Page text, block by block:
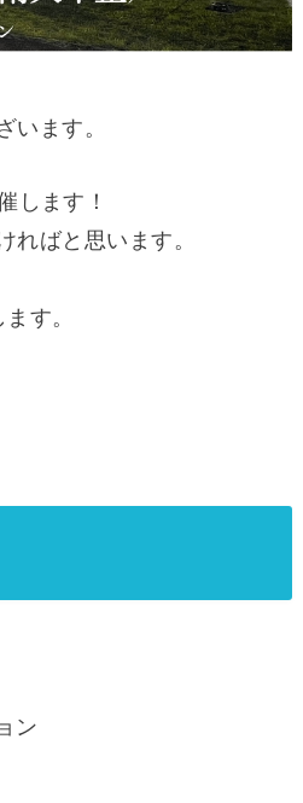
ます。
します！
ばと思います。
す。
ン